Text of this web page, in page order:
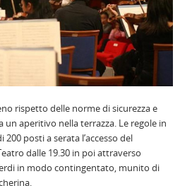
rispetto delle norme di sicurezza e
un aperitivo nella terrazza. Le regole in
posti a serata l’accesso del
dalle 19.30 in poi attraverso
in modo contingentato, munito di